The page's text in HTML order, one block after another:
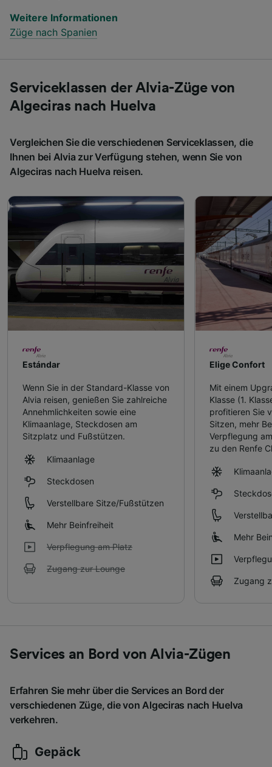
Weitere Informationen
Züge nach Spanien
Serviceklassen der Alvia-Züge von
Algeciras nach Huelva
Vergleichen Sie die verschiedenen Serviceklassen, die
Ihnen bei Alvia zur Verfügung stehen, wenn Sie von
Algeciras nach Huelva reisen.
Estándar
Wenn Sie in der Standard-Klasse von
Alvia reisen, genießen Sie zahlreiche
Annehmlichkeiten sowie eine
Klimaanlage, Steckdosen am
Sitzplatz und Fußstützen.
Klimaanlage
Steckdosen
Verstellbare Sitze/Fußstützen
Mehr Beinfreiheit
Verpflegung am Platz
Zugang zur Lounge
Elige Confort
Mit einem
Klasse (1.
profitieren Sie
Sitzen, mehr
Verpflegung
zu den Renfe
Mehr
Zugang
Services an Bord von Alvia-Zügen
Erfahren Sie mehr über die Services an Bord der
verschiedenen Züge, die von Algeciras nach Huelva
verkehren.
Gepäck